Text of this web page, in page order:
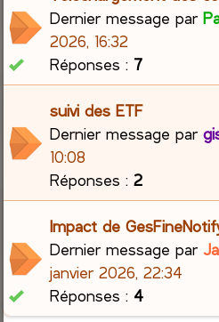
Dernier message par
2026, 16:32
Réponses : 7
suivi des ETF
Dernier message par
10:08
Réponses :2
Impact de
Dernier message par
janvier 2026, 22:34
Réponses : 4